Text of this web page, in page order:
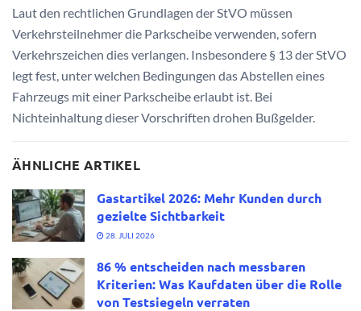
Laut den rechtlichen Grundlagen der StVO müssen
Verkehrsteilnehmer die Parkscheibe verwenden, sofern
Verkehrszeichen dies verlangen. Insbesondere § 13 der StVO
legt fest, unter welchen Bedingungen das Abstellen eines
Fahrzeugs mit einer Parkscheibe erlaubt ist. Bei
Nichteinhaltung dieser Vorschriften drohen Bußgelder.
ÄHNLICHE ARTIKEL
Gastartikel 2026: Mehr Kunden durch
gezielte Sichtbarkeit
28. JULI 2026
86 % entscheiden nach messbaren
Kriterien: Was Kaufdaten über die Rolle
von Testsiegeln verraten